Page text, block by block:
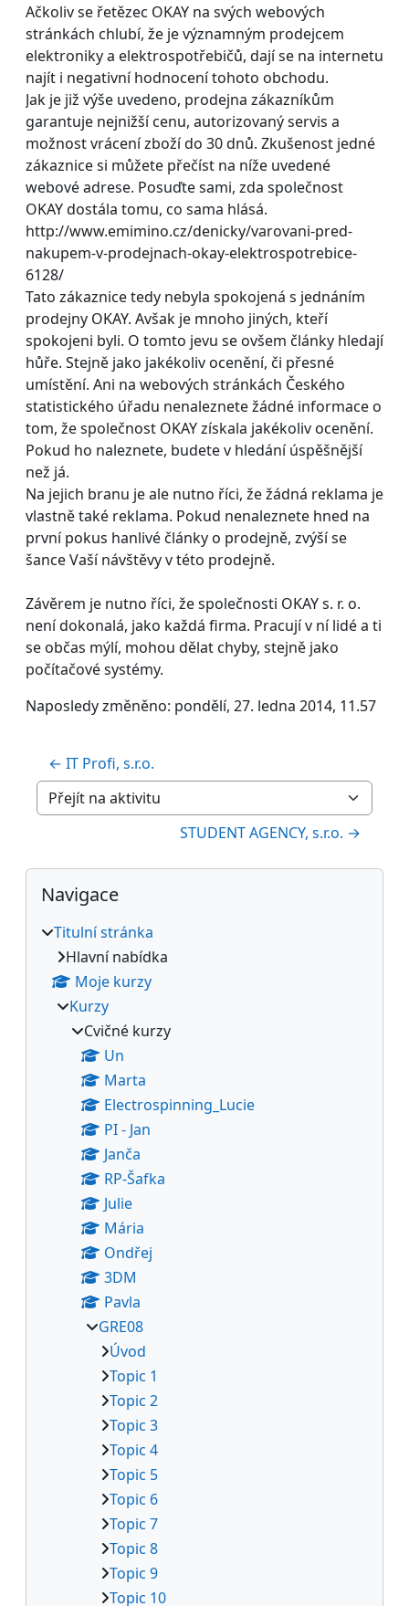
Ačkoliv se řetězec OKAY na svých webových
stránkách chlubí, že je významným prodejcem
elektroniky a elektrospotřebičů, dají se na internetu
najít i negativní hodnocení tohoto obchodu.
Jak je již výše uvedeno, prodejna zákazníkům
garantuje nejnižší cenu, autorizovaný servis a
možnost vrácení zboží do 30 dnů. Zkušenost jedné
zákaznice si můžete přečíst na níže uvedené
webové adrese. Posuďte sami, zda společnost
OKAY dostála tomu, co sama hlásá.
http://www.emimino.cz/denicky/varovani-pred-
nakupem-v-prodejnach-okay-elektrospotrebice-
6128/
Tato zákaznice tedy nebyla spokojená s jednáním
prodejny OKAY. Avšak je mnoho jiných, kteří
spokojeni byli. O tomto jevu se ovšem články hledají
hůře. Stejně jako jakékoliv ocenění, či přesné
umístění. Ani na webových stránkách Českého
statistického úřadu nenaleznete žádné informace o
tom, že společnost OKAY získala jakékoliv ocenění.
Pokud ho naleznete, budete v hledání úspěšnější
než já.
Na jejich branu je ale nutno říci, že žádná reklama je
vlastně také reklama. Pokud nenaleznete hned na
první pokus hanlivé články o prodejně, zvýší se
šance Vaší návštěvy v této prodejně.
Závěrem je nutno říci, že společnosti OKAY s. r. o.
není dokonalá, jako každá firma. Pracují v ní lidé a ti
se občas mýlí, mohou dělat chyby, stejně jako
počítačové systémy.
Naposledy změněno: pondělí, 27. ledna 2014, 11.57
← IT Profi, s.r.o.
Přejít na aktivitu
STUDENT AGENCY, s.r.o. →
Bloky
Přeskočit: Navigace
Navigace
Titulní stránka
Hlavní nabídka
Moje kurzy
Kurzy
Cvičné kurzy
Un
Marta
Electrospinning_Lucie
PI - Jan
Janča
RP-Šafka
Julie
Mária
Ondřej
3DM
Pavla
GRE08
Úvod
Topic 1
Topic 2
Topic 3
Topic 4
Topic 5
Topic 6
Topic 7
Topic 8
Topic 9
Topic 10